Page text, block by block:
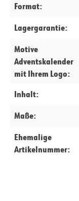
Format:
Lagergarantie:
Motive
Adventskalender
mit Ihrem Logo:
Inhalt:
Maße:
Ehemalige
Artikelnummer: